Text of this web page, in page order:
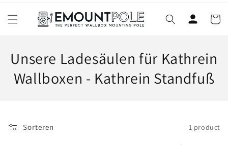
C
o
e
Unsere Ladesäulen für Kathrein
Wallboxen - Kathrein Standfuß
Sorteren 1 product